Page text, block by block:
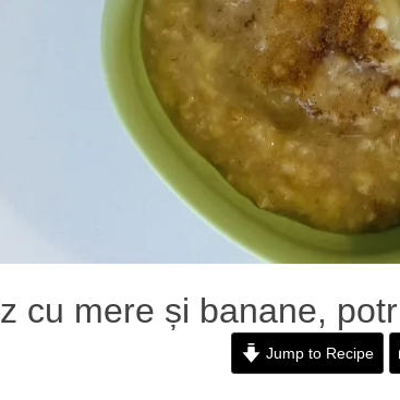
cu mere și banane,
Jump to Recipe